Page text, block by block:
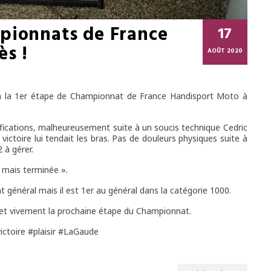
17
AOÛT 2020
de France
!
1er étape de Championnat de France Handisport Moto à
malheureusement suite à un soucis technique Cedric
lui tendait les bras. Pas de douleurs physiques suite à
à gérer.
terminée ».
général mais il est 1er au général dans la catégorie 1000.
vivement la prochaine étape du Championnat.
#plaisir #LaGaude